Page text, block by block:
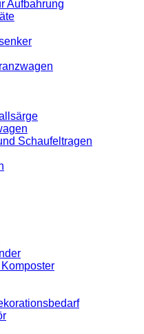
Aufbahrung
Schaufeltragen